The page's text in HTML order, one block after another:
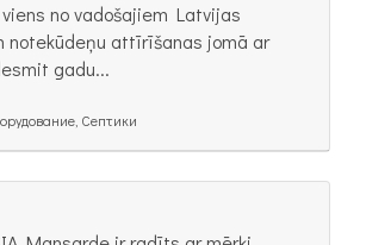
no vadošajiem Latvijas
notekūdeņu attīrīšanas jomā ar
gadu...
Септики